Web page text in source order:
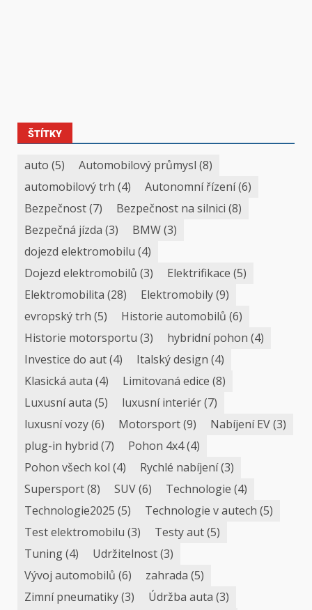
ŠTÍTKY
auto (5) Automobilový průmysl (8)
automobilový trh (4) Autonomní řízení(6)
Bezpečnost(7) Bezpečnost na silnici (8)
Bezpečná jízda (3) BMW(3)
dojezd elektromobilu (4)
Dojezd elektromobilů (3) Elektrifikace (5)
Elektromobilita (28) Elektromobily(9)
evropský trh (5) Historie automobilů (6)
Historie motorsportu (3) hybridní pohon (4)
Investice do aut(4) Italský design (4)
Klasická auta (4) Limitovaná edice (8)
Luxusní auta (5) luxusní interiér(7)
luxusní vozy(6) Motorsport(9) Nabíjení EV(3)
plug-in hybrid (7) Pohon 4x4(4)
Pohon všech kol (4) Rychlé nabíjení(3)
Supersport(8) SUV(6) Technologie (4)
Technologie2025 (5) Technologie v autech (5)
Test elektromobilu (3) Testy aut(5)
Tuning(4) Udržitelnost(3)
Vývoj automobilů (6) zahrada (5)
Zimní pneumatiky(3) Údržba auta (3)